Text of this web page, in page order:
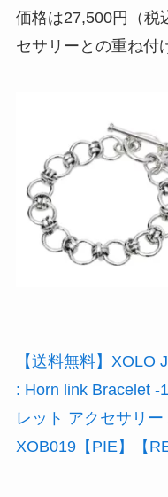
価格は27,500円（税
セサリーとの重ね付
【送料無料】XOLO
: Horn link Bracelet -
レット アクセサリ
XOB019【PIE】【